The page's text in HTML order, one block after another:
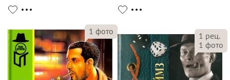
1 фото 1 рец.
1 фото